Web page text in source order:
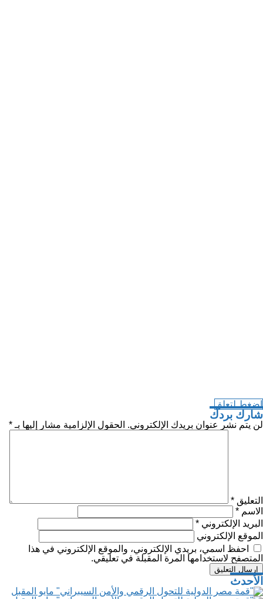
اضغط لتعلق
شارك بردك
لن يتم نشر عنوان بريدك الإلكتروني. الحقول الإلزامية مشار إليها بـ *
التعليق *
الاسم *
البريد الإلكتروني *
الموقع الإلكتروني
احفظ اسمي، بريدي الإلكتروني، والموقع الإلكتروني في هذا
المتصفح لاستخدامها المرة المقبلة في تعليقي.
تصفّح
المقالات
الأحدث